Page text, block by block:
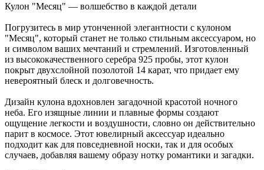
Кулон "Месяц" — волшебство в каждой детали
Погрузитесь в мир утонченной элегантности с кулоном
"Месяц", который станет не только стильным аксессуаром, но
и символом ваших мечтаний и стремлений. Изготовленный
из высококачественного серебра 925 пробы, этот кулон
покрыт двухслойной позолотой 14 карат, что придает ему
невероятный блеск и долговечность.
Дизайн кулона вдохновлен загадочной красотой ночного
неба. Его изящные линии и плавные формы создают
ощущение легкости и воздушности, словно он действительно
парит в космосе. Этот ювелирный аксессуар идеально
подходит как для повседневной носки, так и для особых
случаев, добавляя вашему образу нотку романтики и загадки.